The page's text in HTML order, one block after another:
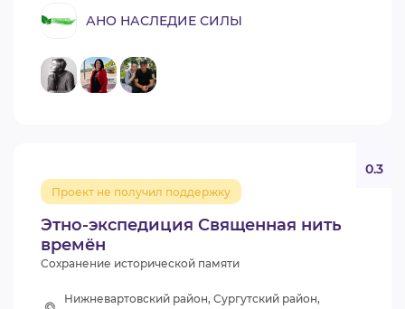
АНО НАСЛЕДИЕ СИЛЫ
Этно-экспедиция Священная нить
времён
Проект не получил поддержку
0.3
Сохранение исторической памяти
Нижневартовский район, Сургутский район,